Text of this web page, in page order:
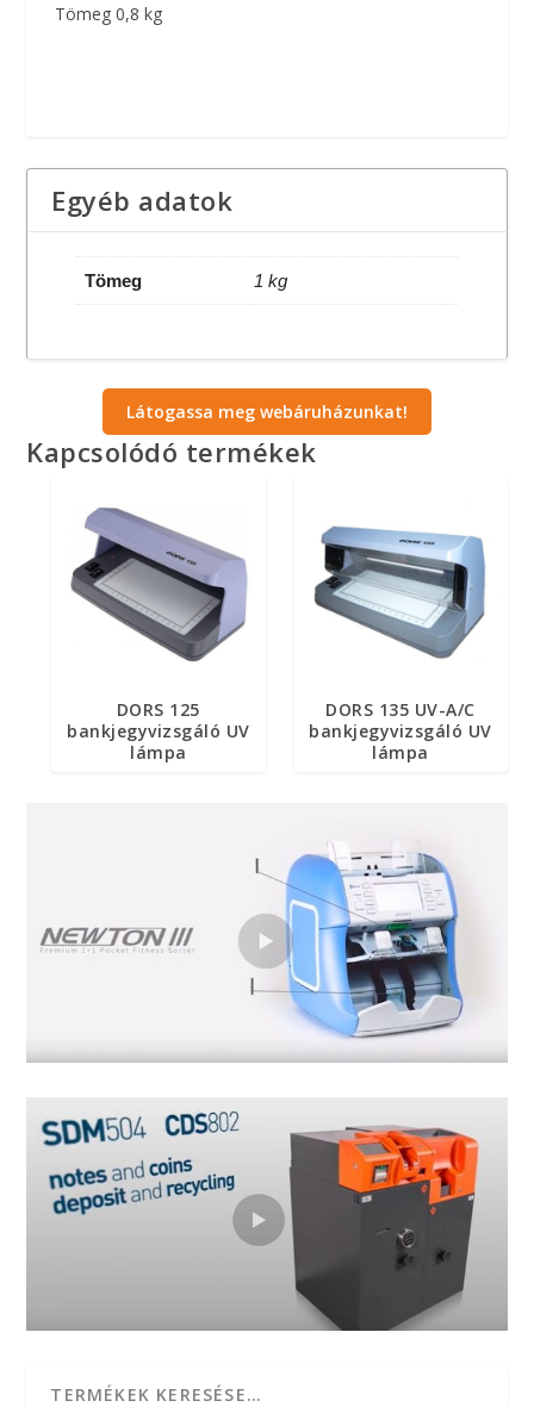
Tömeg 0,8 kg
Egyéb adatok
Tömeg 1 kg
Látogassa meg webáruházunkat!
Kapcsolódó termékek
DORS 125
bankjegyvizsgáló UV
lámpa
DORS 135 UV-A/C
bankjegyvizsgáló UV
lámpa